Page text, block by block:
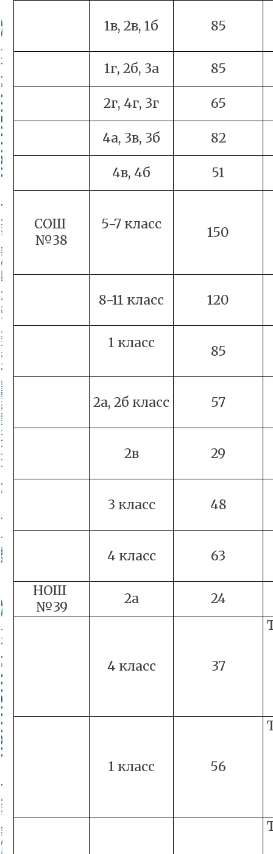
1в, 2в, 1б 85
1г, 2б, 3а 85
2г, 4г, 3г 65
4а, 3в, 3б 82
4в, 4б 51
СОШ
№38
5-7 класс
150
8-11 класс 120
1 класс
85
2а, 2б класс 57
2в 29
3 класс 48
4 класс 63
НОШ
№39
2а 24
4 класс 37
1 класс 56